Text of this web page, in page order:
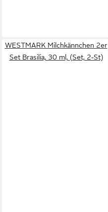
WESTMARK Milchkännchen 2er
Set Brasilia, 30 ml, (Set, 2-St)